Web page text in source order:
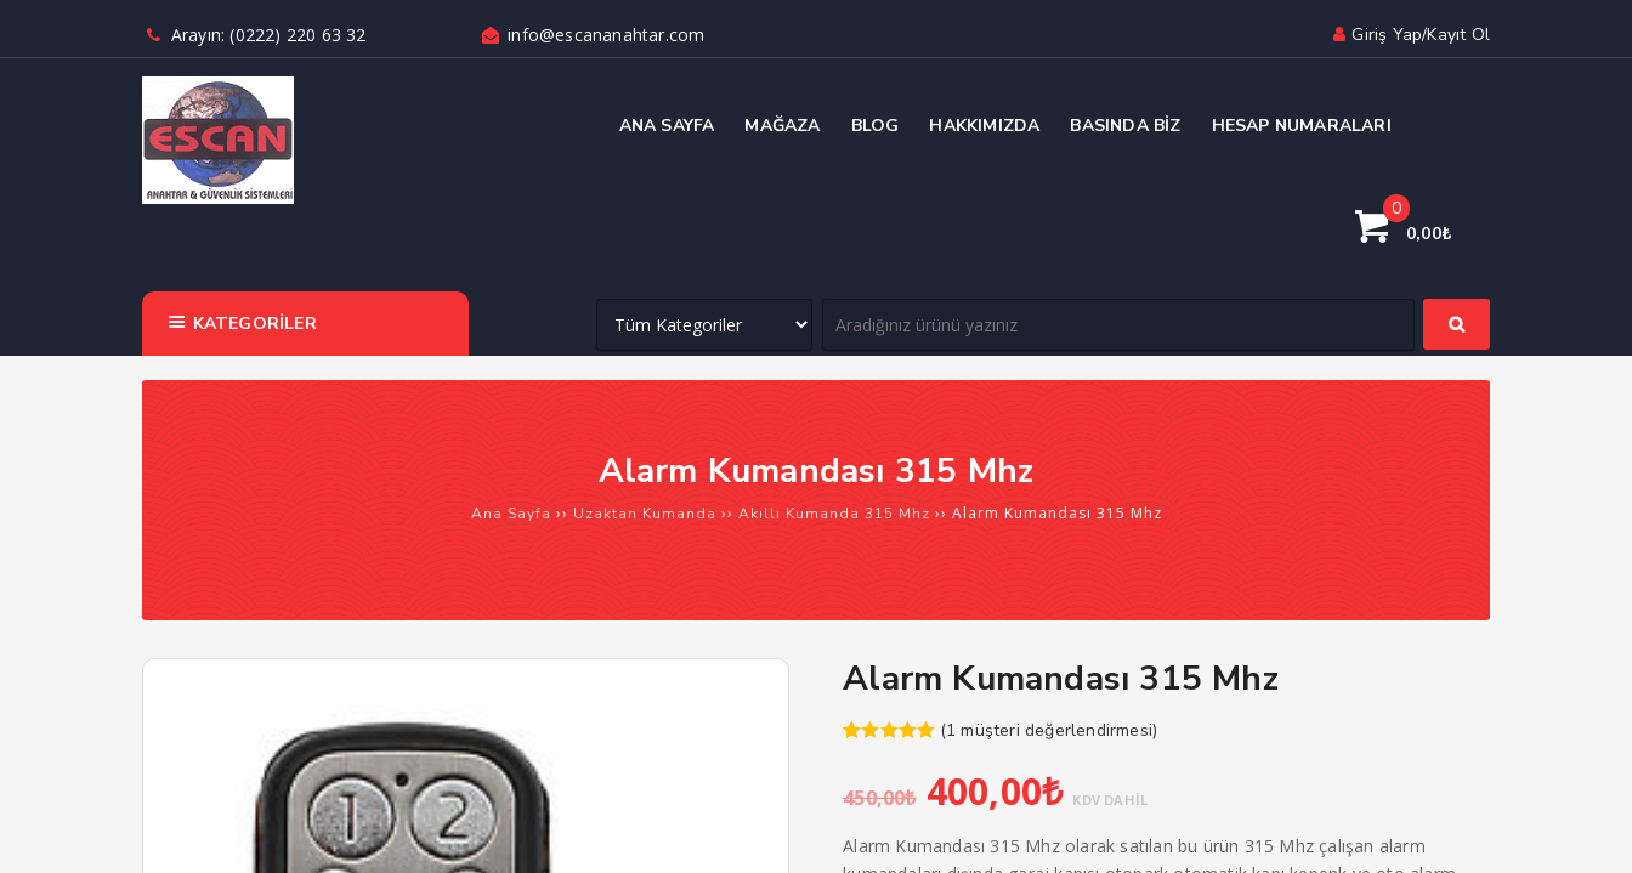
Arayın: (0222) 220 63 32 info@escananahtar.com Giriş Yap/Kayıt Ol
ANA SAYFA MAĞAZA BLOG HAKKIMIZDA BASINDA BIZ HESAP NUMARALARI
0
0,00₺
KATEGORİLER
Alarm Kumandası 315 Mhz
Ana Sayfa ›› Uzaktan Kumanda ›› Akıllı Kumanda 315 Mhz ›› Alarm Kumandası 315 Mhz
Alarm Kumandası 315 Mhz
dayanarak 5
üzerinden
aldı
(1 müşteri değerlendirmesi)
450,00₺ Orijinal
fiyat:
450,00₺.
400,00₺Şu
andaki
fiyat:
KDV DAHİL
Alarm Kumandası 315 Mhz olarak satılan bu ürün 315 Mhz çalışan alarm